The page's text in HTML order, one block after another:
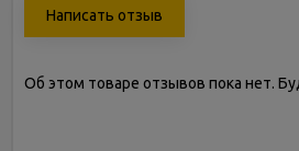
Написать отзыв
Об этом товаре отзывов пока нет.